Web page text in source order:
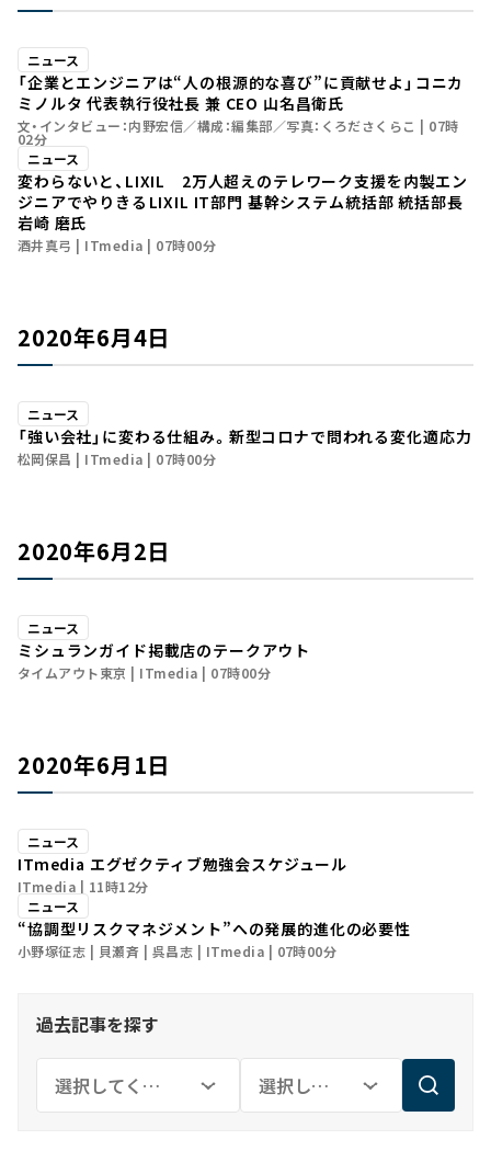
ニュース
「企業とエンジニアは“人の根源的な喜び”に貢献せよ」――コニカ
ミノルタ 代表執行役社長 兼 CEO 山名昌衛氏
文・インタビュー：内野宏信／構成：編集部／写真：くろださくらこ 07時
02分
ニュース
変わらないと、LIXIL 2万人超えのテレワーク支援を内製エン
ジニアでやりきる――LIXIL IT部門 基幹システム統括部 統括部長
岩崎 磨氏
酒井真弓 ITmedia 07時00分
2020年6月4日
ニュース
「強い会社」に変わる仕組み。新型コロナで問われる変化適応力
松岡保昌 ITmedia 07時00分
2020年6月2日
ニュース
ミシュランガイド掲載店のテークアウト
タイムアウト東京 ITmedia 07時00分
2020年6月1日
ニュース
ITmedia エグゼクティブ勉強会スケジュール
ITmedia
11時12分
ニュース
“協調型リスクマネジメント”への発展的進化の必要性
小野塚征志 貝瀬斉 呉昌志 ITmedia 07時00分
過去記事を探す